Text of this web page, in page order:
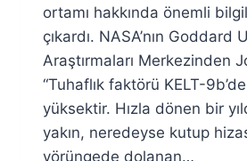
ortamı hakkında önemli
çıkardı. NASA’nın Goddard
Araştırmaları Merkezinden
“Tuhaflık faktörü KELT-
yüksektir. Hızla dönen bir
yakın, neredeyse kutup
yörüngede dolanan…